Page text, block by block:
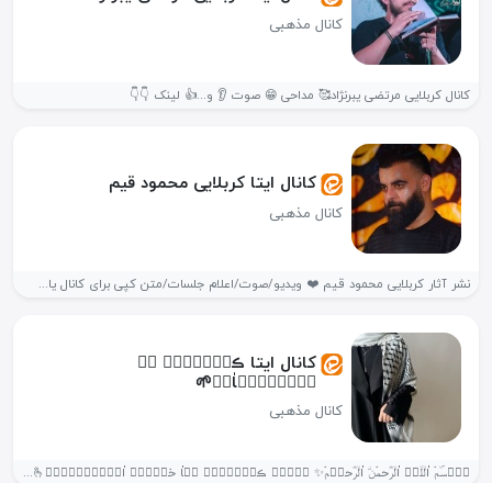
کانال مذهبی
کانال کربلایی مرتضی یبرنژاد🥰 مداحی 😁 صوت 👂 و...👍 لینک 👇👇
کانال ایتا کربلایی محمود قیم
کانال مذهبی
نشر آثار کربلایی محمود قیم ❤️ ویدیو/صوت/اعلام جلسات/متن کپی برای کانال یا...
کانال ایتا ڪلۙب࣪ٙه࣬ ݺ࣮
مۘوࣳمۘنۨاٰنۨ🌱
کانال مذهبی
ب࣪ٙسۜمۘ اٰلۙلۙه࣬ اٰلۙرؓحمۘنۨ اٰلۙرؓحݺ࣮مۘ✨ ب࣪ٙه࣬ ڪلۙب࣪ٙه࣬ مۘاٰ خوࣳشۜ࣫ اٰوࣳمۘدࣸݺ࣮دࣸ🫰🏼 تٙ࣫وࣳ دࣸعٔوࣳتٙ࣫ شۜ࣫دࣸه࣬...